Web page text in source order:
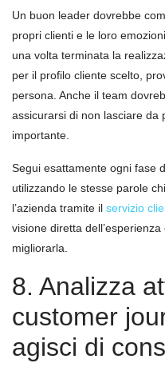
Un buon leader dovrebbe
propri clienti e le loro
una volta terminata la
per il profilo cliente scelto,
persona. Anche il team
assicurarsi di non lasciare da
importante.
Segui esattamente ogni fase
utilizzando le stesse parole
l’azienda tramite il servizio
visione diretta
migliorarla.
8. Analizza
customer
agisci di